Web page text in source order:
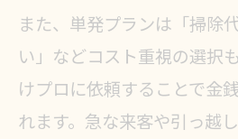
また、単発プランは「掃除
い」などコスト重視の選択
けプロに依頼することで金
れます。急な来客や引っ越